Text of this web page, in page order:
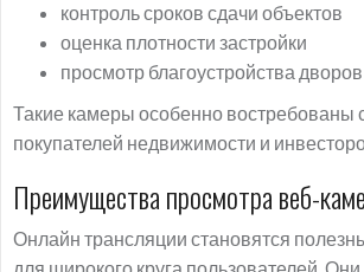
контроль сроков сдачи объектов
оценка плотности застройки
просмотр благоустройства дворов
Такие камеры особенно востребованы
покупателей недвижимости и
Преимущества просмотра веб-
Онлайн трансляции становятся